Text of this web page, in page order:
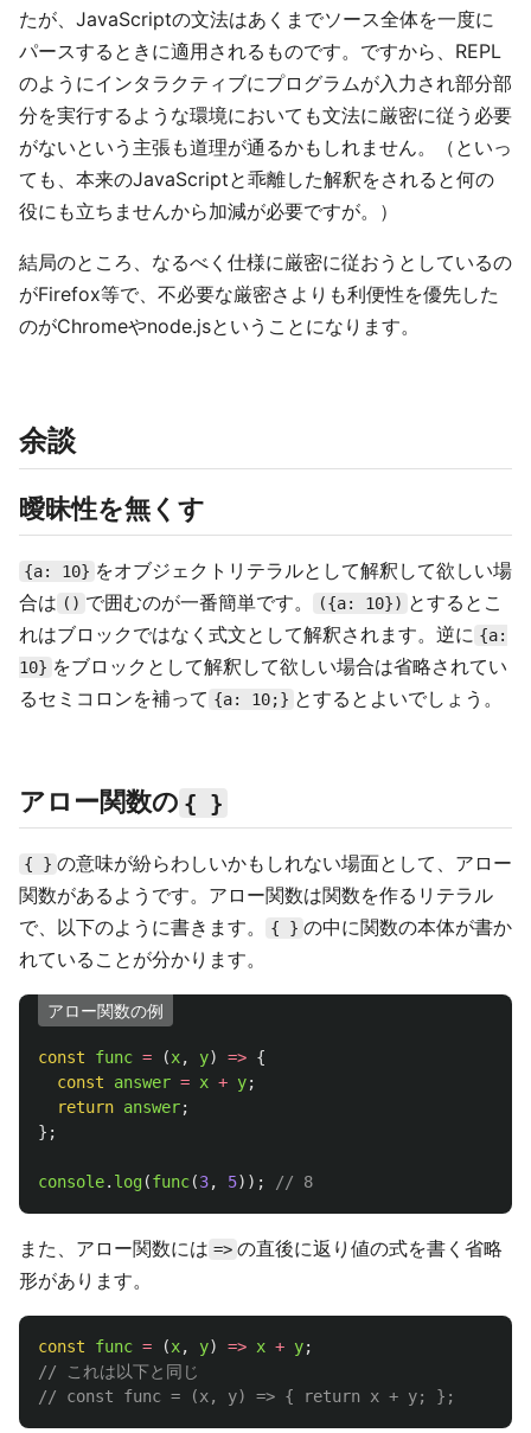
たが、JavaScriptの文法はあくまでソース全体を一度に
パースするときに適用されるものです。ですから、REPL
のようにインタラクティブにプログラムが入力され部分部
分を実行するような環境においても文法に厳密に従う必要
がないという主張も道理が通るかもしれません。（といっ
ても、本来のJavaScriptと乖離した解釈をされると何の
役にも立ちませんから加減が必要ですが。）
結局のところ、なるべく仕様に厳密に従おうとしているの
がFirefox等で、不必要な厳密さよりも利便性を優先した
のがChromeやnode.jsということになります。
余談
曖昧性を無くす
{a: 10} をオブジェクトリテラルとして解釈して欲しい場
合は () で囲むのが一番簡単です。 ({a: 10}) とするとこ
れはブロックではなく式文として解釈されます。逆に {a:
10} をブロックとして解釈して欲しい場合は省略されてい
るセミコロンを補って {a: 10;} とするとよいでしょう。
アロー関数の { }
{ } の意味が紛らわしいかもしれない場面として、アロー
関数があるようです。アロー関数は関数を作るリテラル
で、以下のように書きます。
{ } の中に関数の本体が書か
れていることが分かります。
アロー関数の例
const func = (x, y) => {
const
answer = x + y;
return answer;
};
console. log(func(3, 5)); // 8
また、アロー関数には => の直後に返り値の式を書く省略
形があります。
const func = (x, y) => x + y;
// これは以下と同じ
// const func = (x, y) => { return x + y; };